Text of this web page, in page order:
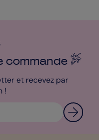
commande
et recevez par
!